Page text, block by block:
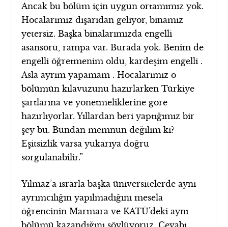
Ancak bu bölüm için uygun ortamımız yok.
Hocalarımız dışarıdan geliyor, binamız
yetersiz. Başka binalarımızda engelli
asansörü, rampa var. Burada yok. Benim de
engelli öğretmenim oldu, kardeşim engelli .
Asla ayrım yapamam . Hocalarımız o
bölümün kılavuzunu hazırlarken Türkiye
şartlarına ve yönetmeliklerine göre
hazırlıyorlar. Yıllardan beri yaptığımız bir
şey bu. Bundan memnun değilim ki?
Eşitsizlik varsa yukarıya doğru
sorgulanabilir.”
Yılmaz’a ısrarla başka üniversitelerde aynı
ayrımcılığın yapılmadığını mesela
öğrencinin Marmara ve KATÜ’deki aynı